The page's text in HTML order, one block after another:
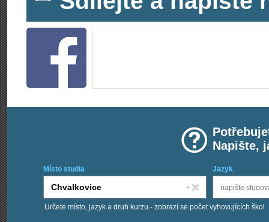
Napište,
Místo studia Jazyk
Určete místo, jazyk a druh kurzu - zobrazí se počet vyhovujících škol